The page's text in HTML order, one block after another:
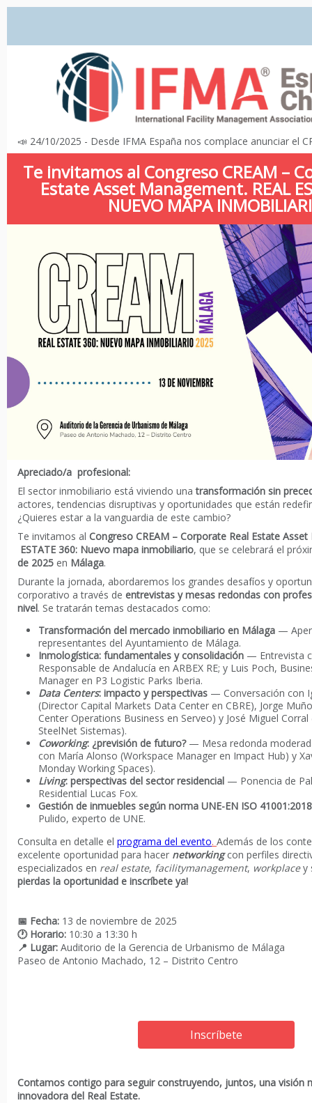
📣 24/10/2025 - Desde IFMA España nos complace anunciar el
Te invitamos al Congreso CREAM –
Estate Asset Management. REAL
NUEVO MAPA
Apreciado/a profesional:
El sector inmobiliario está viviendo unatransformación sin
actores, tendencias disruptivas y oportunidades que están
¿Quieres estar a la vanguardia de este cambio?
Te invitamos al Congreso CREAM – Corporate Real Estate Asset
ESTATE 360: Nuevo mapa inmobiliario, que se celebrará el
de 2025 en Málaga.
Durante la jornada, abordaremos los grandes desafíos y
corporativo a través de entrevistas y mesas redondas con
nivel. Se tratarán temas destacados como:
Transformación del mercado inmobiliario en Málaga —
representantes del Ayuntamiento de Málaga.
Inmologística: fundamentales y consolidación — Entrevista
Responsable de Andalucía en ARBEX RE; y Luis Poch,
Manager en P3 Logistic Parks Iberia.
Data Centers: impacto y perspectivas — Conversación con
(Director Capital Markets Data Center en CBRE), Jorge
Center Operations Business en Serveo) y José Miguel
SteelNet Sistemas).
Coworking: ¿previsión de futuro?— Mesa redonda
con María Alonso (Workspace Manager en Impact Hub) y
Monday Working Spaces).
Living: perspectivas del sector residencial — Ponencia de
Residential Lucas Fox.
Gestión de inmuebles según norma UNE-EN ISO 41001:2018
Pulido, experto de UNE.
Consulta en detalle el programa del evento. Además de los
excelente oportunidad para hacer networkingcon perfiles
especializados en real estate, facilitymanagement, workplacey
pierdas la oportunidad e inscríbete ya!
📅 Fecha: 13 de noviembre de 2025
🕐 Horario: 10:30 a 13:30 h
📍 Lugar: Auditorio de la Gerencia de Urbanismo de Málaga
Paseo de Antonio Machado, 12 – Distrito Centro
Inscríbete
Contamos contigo para seguir construyendo, juntos, una visión
innovadora del Real Estate.